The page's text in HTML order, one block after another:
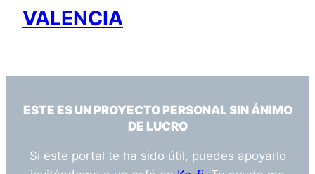
VALENCIA
ESTE ES UN PROYECTO PERSONAL SIN ÁNIMO
DE LUCRO
Si este portal te ha sido útil, puedes apoyarlo